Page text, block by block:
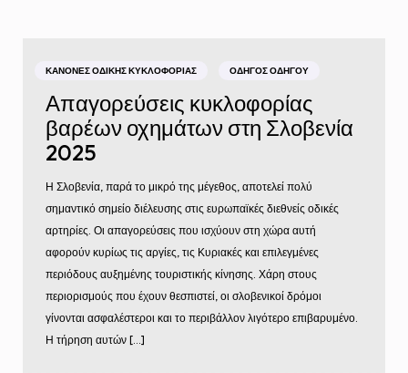
ΚΑΝΌΝΕΣ ΟΔΙΚΉΣ ΚΥΚΛΟΦΟΡΊΑΣ ΟΔΗΓΌΣ ΟΔΗΓΟΎ
Απαγορεύσεις κυκλοφορίας
βαρέων οχημάτων στη Σλοβενία
2025
Η Σλοβενία, παρά το μικρό της μέγεθος, αποτελεί πολύ
σημαντικό σημείο διέλευσης στις ευρωπαϊκές διεθνείς οδικές
αρτηρίες. Οι απαγορεύσεις που ισχύουν στη χώρα αυτή
αφορούν κυρίως τις αργίες, τις Κυριακές και επιλεγμένες
περιόδους αυξημένης τουριστικής κίνησης. Χάρη στους
περιορισμούς που έχουν θεσπιστεί, οι σλοβενικοί δρόμοι
γίνονται ασφαλέστεροι και το περιβάλλον λιγότερο επιβαρυμένο.
Η τήρηση αυτών […]